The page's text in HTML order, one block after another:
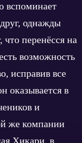
вспоминает
однажды
перенёсся на
возможность
исправив все
оказывается в
и
же компании
Хикари, в